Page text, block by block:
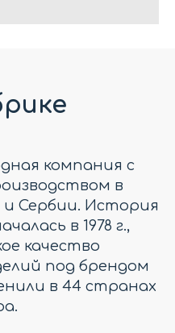
компания с
в
Сербии. История
в 1978 г.,
качество
под брендом
в 44 странах